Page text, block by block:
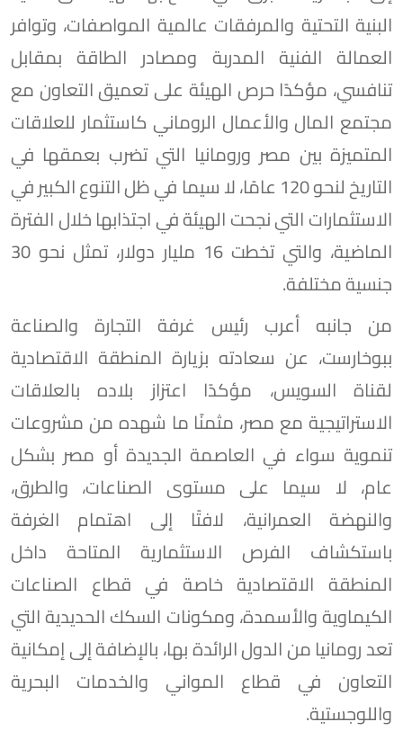
البنية التحتية والمرفقات عالمية المواصفات، وتوافر
العمالة الفنية المدربة ومصادر الطاقة بمقابل
تنافسي، مؤكدًا حرص الهيئة على تعميق التعاون مع
مجتمع المال والأعمال الروماني كاستثمار للعلاقات
المتميزة بين مصر ورومانيا التي تضرب بعمقها في
التاريخ لنحو 120 عامًا، لا سيما في ظل التنوع الكبير في
الاستثمارات التي نجحت الهيئة في اجتذابها خلال الفترة
الماضية، والتي تخطت 16 مليار دولار، تمثل نحو 30
جنسية مختلفة.
من جانبه أعرب رئيس غرفة التجارة والصناعة
ببوخارست، عن سعادته بزيارة المنطقة الاقتصادية
لقناة السويس، مؤكدًا اعتزاز بلاده بالعلاقات
الاستراتيجية مع مصر، مثمنًا ما شهده من مشروعات
تنموية سواء في العاصمة الجديدة أو مصر بشكل
عام، لا سيما على مستوى الصناعات، والطرق،
والنهضة العمرانية، لافتًا إلى اهتمام الغرفة
باستكشاف الفرص الاستثمارية المتاحة داخل
المنطقة الاقتصادية خاصة في قطاع الصناعات
الكيماوية والأسمدة، ومكونات السكك الحديدية التي
تعد رومانيا من الدول الرائدة بها، بالإضافة إلى إمكانية
التعاون في قطاع المواني والخدمات البحرية
واللوجستية.